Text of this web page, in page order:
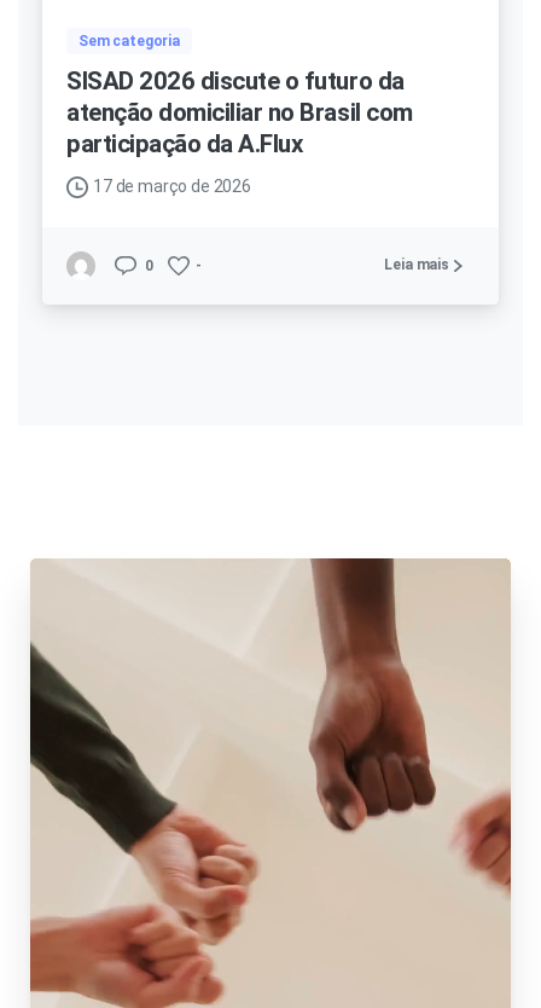
Sem categoria
SISAD 2026 discute o futuro da
atenção domiciliar no Brasil com
participação da A.Flux
17 de março de 2026
0 - Leia mais